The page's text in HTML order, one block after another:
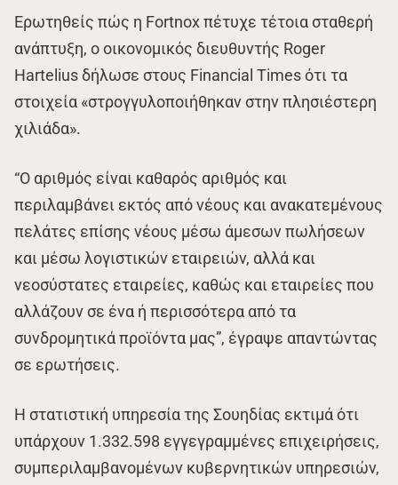
Ερωτηθείς πώς η Fortnox πέτυχε τέτοια σταθερή
ανάπτυξη, ο οικονομικός διευθυντής Roger
Hartelius δήλωσε στους Financial Times ότι τα
στοιχεία «στρογγυλοποιήθηκαν στην πλησιέστερη
χιλιάδα».
“Ο αριθμός είναι καθαρός αριθμός και
περιλαμβάνει εκτός από νέους και ανακατεμένους
πελάτες επίσης νέους μέσω άμεσων πωλήσεων
και μέσω λογιστικών εταιρειών, αλλά και
νεοσύστατες εταιρείες, καθώς και εταιρείες που
αλλάζουν σε ένα ή περισσότερα από τα
συνδρομητικά προϊόντα μας”, έγραψε απαντώντας
σε ερωτήσεις.
Η στατιστική υπηρεσία της Σουηδίας εκτιμά ότι
υπάρχουν 1.332.598 εγγεγραμμένες επιχειρήσεις,
συμπεριλαμβανομένων κυβερνητικών υπηρεσιών,